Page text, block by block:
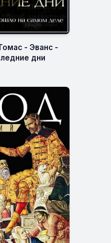
- Эванс -
дни